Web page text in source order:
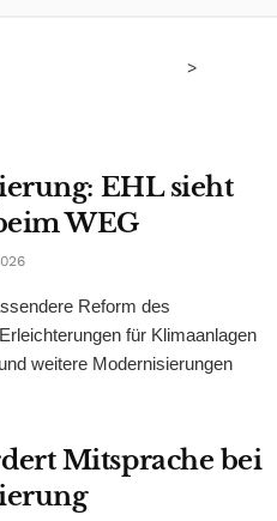
>
EHL sieht
WEG
Reform des
für Klimaanlagen
weitere Modernisierungen
Mitsprache bei